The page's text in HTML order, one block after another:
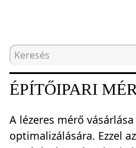
Kezdőlap
ÉPÍTŐIPARI
A lézeres mérő
optimalizálására. Ezzel